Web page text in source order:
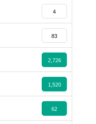
4
83
2,726
1,520
62